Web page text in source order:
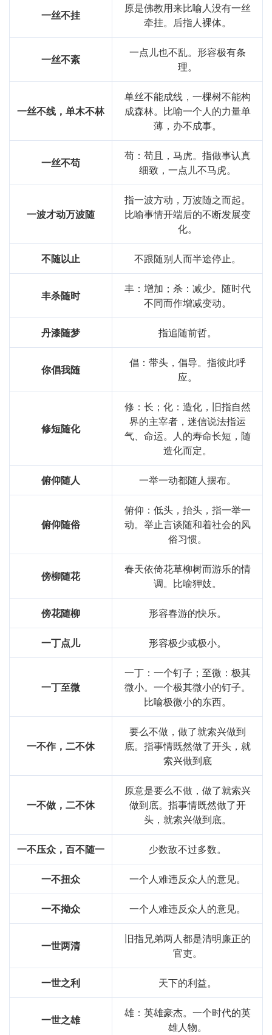
一丝不挂
原是佛教用来比喻人没有一丝
牵挂。后指人裸体。
一丝不紊
一点儿也不乱。形容极有条
理。
一丝不线，单木不林
单丝不能成线，一棵树不能构
成森林。比喻一个人的力量单
薄，办不成事。
一丝不苟
苟：苟且，马虎。指做事认真
细致，一点儿不马虎。
一波才动万波随
指一波方动，万波随之而起。
比喻事情开端后的不断发展变
化。
不随以止 不跟随别人而半途停止。
丰杀随时
丰：增加；杀：减少。随时代
不同而作增减变动。
丹漆随梦 指追随前哲。
你倡我随
倡：带头，倡导。指彼此呼
应。
修短随化
修：长；化：造化，旧指自然
界的主宰者，迷信说法指运
气、命运。人的寿命长短，随
造化而定。
俯仰随人 一举一动都随人摆布。
俯仰随俗
俯仰：低头，抬头，指一举一
动。举止言谈随和着社会的风
俗习惯。
傍柳随花
春天依倚花草柳树而游乐的情
调。比喻狎妓。
傍花随柳 形容春游的快乐。
一丁点儿 形容极少或极小。
一丁至微
一丁：一个钉子；至微：极其
微小。一个极其微小的钉子。
比喻极微小的东西。
一不作，二不休
要么不做，做了就索兴做到
底。指事情既然做了开头，就
索兴做到底
一不做，二不休
原意是要么不做，做了就索兴
做到底。指事情既然做了开
头，就索兴做到底。
一不压众，百不随一 少数敌不过多数。
一不扭众 一个人难违反众人的意见。
一不拗众 一个人难违反众人的意见。
一世两清
旧指兄弟两人都是清明廉正的
官吏。
一世之利 天下的利益。
一世之雄
雄：英雄豪杰。一个时代的英
雄人物。